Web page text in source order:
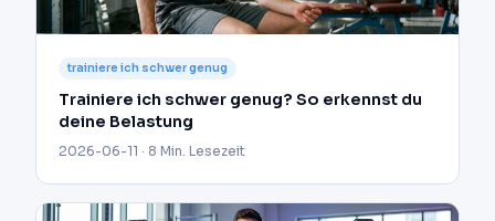
trainiere ich schwer genug
Trainiere ich schwer genug? So erkennst du
deine Belastung
2026-06-11 · 8 Min. Lesezeit